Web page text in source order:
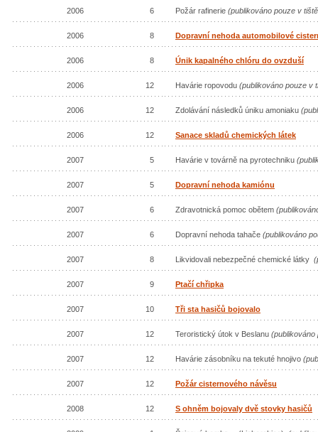
2006 6 Požár rafinerie (publikováno pouze v
2006 8 Dopravní nehoda automobilové
2006 8 Únik kapalného chlóru do ovzduší
2006 12 Havárie ropovodu (publikováno pouze v
2006 12 Zdolávání následků úniku amoniaku
2006 12 Sanace skladů chemických látek
2007 5 Havárie v továrně na pyrotechniku
2007 5 Dopravní nehoda kamiónu
2007 6 Zdravotnická pomoc obětem
2007 6 Dopravní nehoda tahače (publikováno
2007 8 Likvidovali nebezpečné chemické látky
2007 9 Ptačí chřipka
2007 10 Tři sta hasičů bojovalo
2007 12 Teroristický útok v Beslanu (publikováno
2007 12 Havárie zásobníku na tekuté hnojivo
2007 12 Požár cisternového návěsu
2008 12 S ohněm bojovaly dvě stovky hasičů